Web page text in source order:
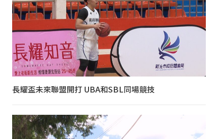
長耀盃未來聯盟開打 UBA和SBL同場競技